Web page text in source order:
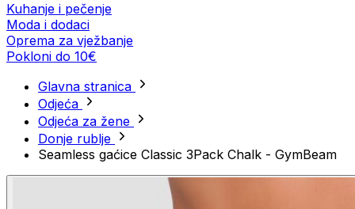
Kuhanje i pečenje
Moda i dodaci
Oprema za vježbanje
Pokloni do 10€
Glavna stranica
Odjeća
Odjeća za žene
Donje rublje
Seamless gaćice Classic 3Pack Chalk - GymBeam